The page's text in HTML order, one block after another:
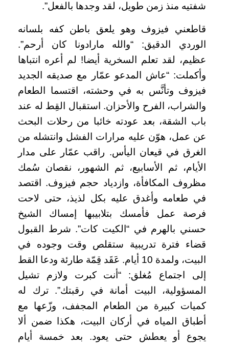
شفتيه منذ زمن طويل، لقد وجدها بالفعل”.
قاطعني فيزوف وهو يلعق باطن كفه بلسانه
الوردي الدقيق: “والله مارادونا كان أرحم”.
عظيم، لقد تعلم السخرية أيضا! لم أعره انتباها
وأكملت: “عاش المدعو عمّار مع صديقه الجديد
فيزوف وتأنَّس به في وحشته، اقتسما الطعام
والشراب، الفرح والأحزان. استقبال القِط له عند
باب الشقة، بعد عودته خائبا من رحلات البحث
عن عمل، هوّن عليه مرارات الفشل وانتشله من
الغرق في قيعان اليأس. راقب عمّار على مدار
الأيام، ثم الأسابيع، ثم الشهور، نقصان سُمك
مظروف المكافأة، وازدياد حجم فيزوف. اقتصد
في طعامه وأغدق عليه بكل لذيذ، حتى لاحت
فرصة عمل فأمسك بتلابيبها إمساك الشيخ
حسني بالهرم في “الكيت كات”. شرط القبول
قضاء فترة تدريبية ستقلص وقت وجوده في
البيت، ولمدة 10 أيام. عَقَد قِمّة طارئة ودعا القط
إلى اجتماع مُغلق: “أنت كبرت ولازم تشيل
المسؤولية، البيت أمانة في رقبتك”. ترك له
كميات كبيرة من الطعام المجفف، وزّعها مع
أطباق المياه في أركان البيت، هكذا ضمن ألا
يجوع أو يعطش حتى يعود. بعد خمسة أيام